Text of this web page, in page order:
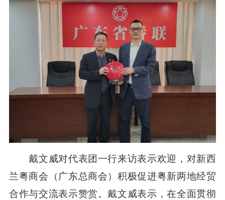
戴文威对代表团一行来访表示欢迎，对新西
兰粤商会（广东总商会）积极促进粤新两地经贸
合作与交流表示赞赏。戴文威表示，在全面贯彻